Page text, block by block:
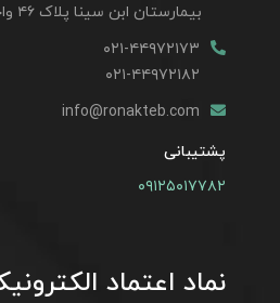
بیمارستان ابن سینا پلاک ۴۶ واحد ۶
۰۲۱-۴۴۹۷۲۱۷۳
۰۲۱-۴۴۹۷۲۱۸۲
info@ronakteb.com
پشتیبانی
۰۹۱۲۵۰۱۷۷۸۲
نماد اعتماد الکترونیک